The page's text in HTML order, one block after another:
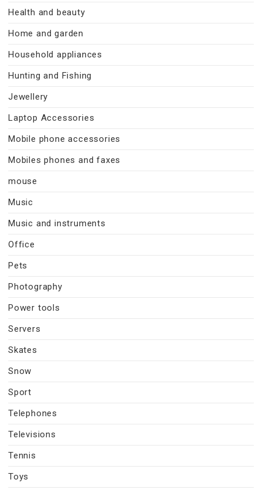
Health and beauty
Home and garden
Household appliances
Hunting and Fishing
Jewellery
Laptop Accessories
Mobile phone accessories
Mobiles phones and faxes
mouse
Music
Music and instruments
Office
Pets
Photography
Power tools
Servers
Skates
Snow
Sport
Telephones
Televisions
Tennis
Toys